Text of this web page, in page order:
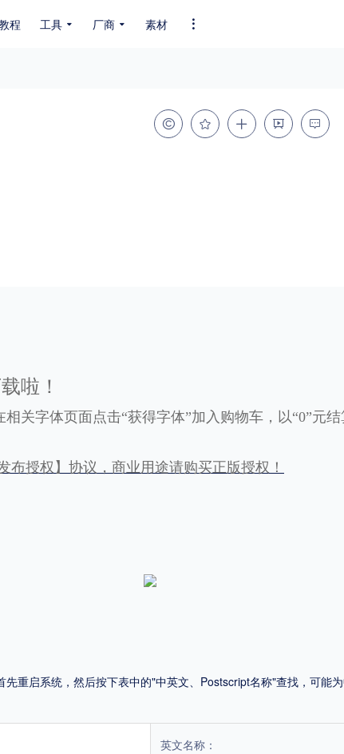
GB18030 BIG5 SHIFT-JIS
平台
用电脑 适用手机
也需购买商用授权！不能在线购买的请联系版权方，联系不到版权方不要商用，
程 工具 厂商 素材
啦！
相关字体页面点击“获得字体”加入购物车，以“0”元
授权】协议，商业用途请购买正版授权！
重启系统，然后按下表中的"中英文、Postscript名称"查找，可能
英文名称：